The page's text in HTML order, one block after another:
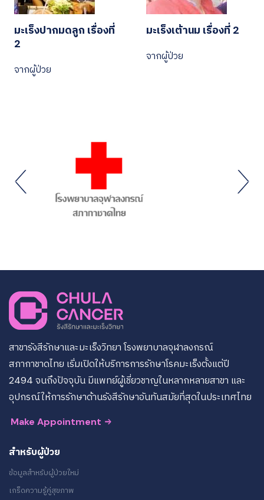
มะเร็งปากมดลูก เรื่องที่
2
จากผู้ป่วย
มะเร็งเต้านม เรื่องที่ 2
จากผู้ป่วย
สาขารังสีรักษาและมะเร็งวิทยา โรงพยาบาลจุฬาลงกรณ์
สภากาชาดไทย เริ่มเปิดให้บริการการรักษาโรคมะเร็งตั้งแต่ปี
2494 จนถึงปัจจุบัน มีแพทย์ผู้เชี่ยวชาญในหลากหลายสาขา และ
อุปกรณ์ให้การรักษาด้านรังสีรักษาอันทันสมัยที่สุดในประเทศไทย
Make Appointment
สำหรับผู้ป่วย
ข้อมูลสำหรับผู้ป่วยใหม่
เกร็ดความรู้คู่สุขภาพ